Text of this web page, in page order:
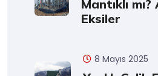
Mantıklı
Eksiler
8 Mayıs 2025